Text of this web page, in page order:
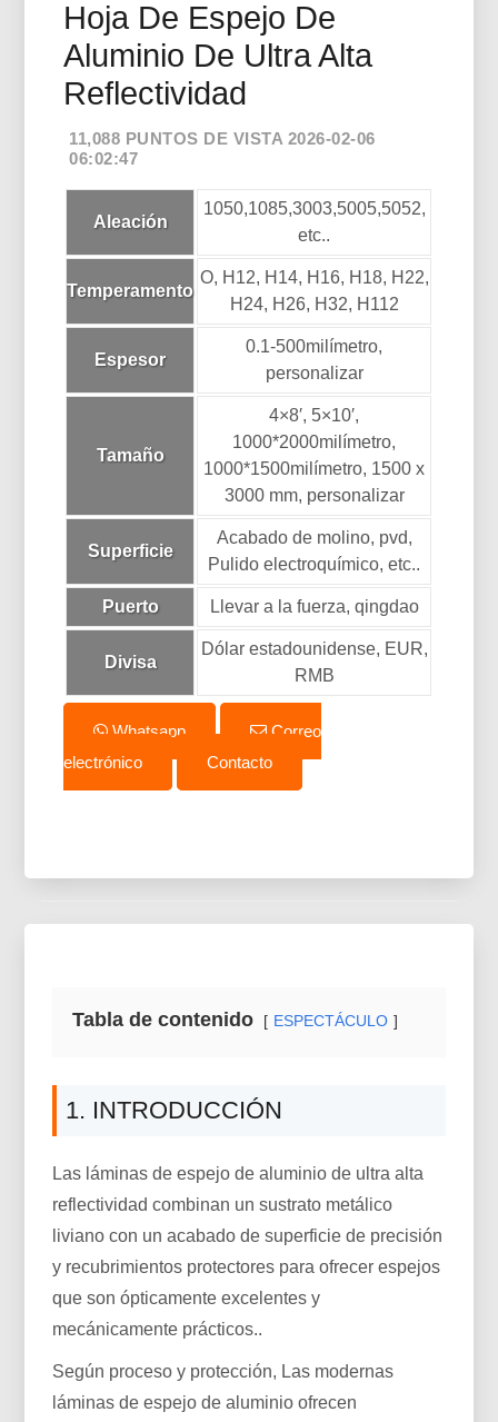
Hoja De Espejo De
Aluminio De Ultra Alta
Reflectividad
11,088 PUNTOS DE VISTA 2026-02-06
06:02:47
Aleación
1050,1085,3003,5005,5052,
etc..
Temperamento
O, H12, H14, H16, H18, H22,
H24, H26, H32, H112
Espesor
0.1-500milímetro,
personalizar
Tamaño
4×8′, 5×10′,
1000*2000milímetro,
1000*1500milímetro, 1500 x
3000 mm, personalizar
Superficie
Acabado de molino, pvd,
Pulido electroquímico, etc..
Puerto Llevar a la fuerza, qingdao
Divisa
Dólar estadounidense, EUR,
RMB
Whatsapp
Correo
electrónico
Contacto
Tabla de contenido ESPECTÁCULO
1. INTRODUCCIÓN
Las láminas de espejo de aluminio de ultra alta
reflectividad combinan un sustrato metálico
liviano con un acabado de superficie de precisión
y recubrimientos protectores para ofrecer espejos
que son ópticamente excelentes y
mecánicamente prácticos..
Según proceso y protección, Las modernas
láminas de espejo de aluminio ofrecen